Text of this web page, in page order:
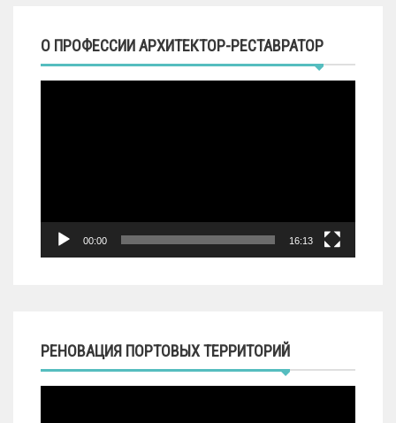
О ПРОФЕССИИ АРХИТЕКТОР-РЕСТАВРАТОР
00:00 16:13
РЕНОВАЦИЯ ПОРТОВЫХ ТЕРРИТОРИЙ